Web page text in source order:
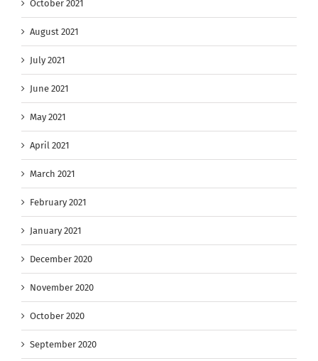
October 2021
August 2021
July 2021
June 2021
May 2021
April 2021
March 2021
February 2021
January 2021
December 2020
November 2020
October 2020
September 2020